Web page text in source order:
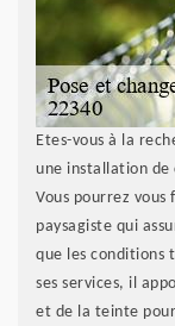
Etes-vous à la
une installation de
Vous pourrez vous
paysagiste qui
que les conditions
ses services, il
et de la teinte